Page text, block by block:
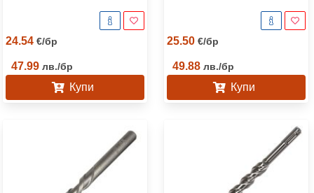
24.54 €/бр
47.99 лв./бр
Купи
25.50 €/бр
49.88 лв./бр
Купи